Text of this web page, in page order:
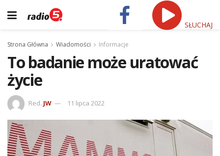
SŁUCHAJ
Strona Główna Wiadomości Informacje
To badanie może uratować
życie
Red. JW 11 lipca 2022